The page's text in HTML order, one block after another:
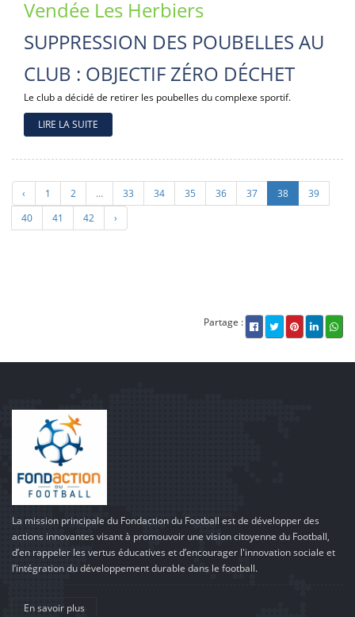
Vendée Les Herbiers
SUPPRESSION DES POUBELLES AU
CLUB : OBJECTIF ZÉRO DÉCHET
Le club a décidé de retirer les poubelles du complexe sportif.
LIRE LA SUITE
‹ 1 2 ... 33 34 35 36 37 38
39
40
41 42 ›
Partage :
La mission principale du Fondaction du Football est de développer des
actions innovantes visant à promouvoir une vision citoyenne du Football,
d’en rappeler les vertus éducatives et d’encourager l'innovation sociale et
l’intégration du développement durable dans le football.
En savoir plus